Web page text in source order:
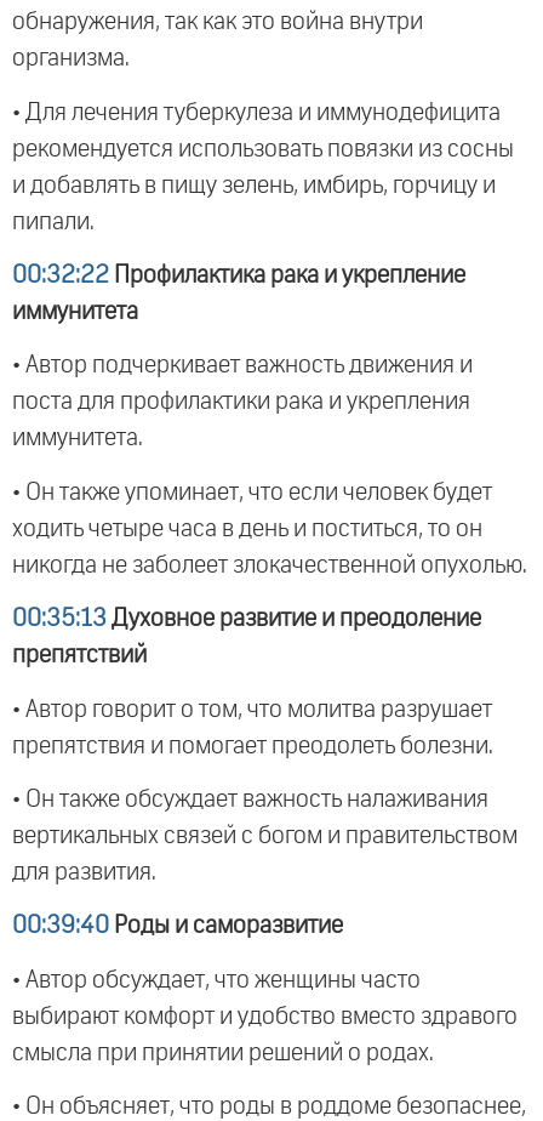
обнаружения, так как это война внутри
организма.
• Для лечения туберкулеза и иммунодефицита
рекомендуется использовать повязки из сосны
и добавлять в пищу зелень, имбирь, горчицу и
пипали.
00:32:22 Профилактика рака и укрепление
иммунитета
• Автор подчеркивает важность движения и
поста для профилактики рака и укрепления
иммунитета.
• Он также упоминает, что если человек будет
ходить четыре часа в день и поститься, то он
никогда не заболеет злокачественной опухолью.
00:35:13 Духовное развитие и преодоление
препятствий
• Автор говорит о том, что молитва разрушает
препятствия и помогает преодолеть болезни.
• Он также обсуждает важность налаживания
вертикальных связей с богом и правительством
для развития.
00:39:40 Роды и саморазвитие
• Автор обсуждает, что женщины часто
выбирают комфорт и удобство вместо здравого
смысла при принятии решений о родах.
• Он объясняет, что роды в роддоме безопаснее,